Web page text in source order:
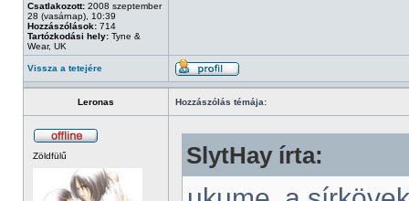
Csatlakozott: 2008 szeptember
28 (vasárnap), 10:39
Hozzászólások: 714
Tartózkodási hely: Tyne &
Wear, UK
Vissza a tetejére
Leronas Hozzászólás témája:
Zöldfülű SlytHay írta: